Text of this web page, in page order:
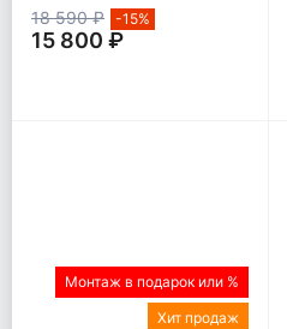
18 590 ₽ -15%
15 800 ₽
Монтаж в подарок или %
Хит продаж